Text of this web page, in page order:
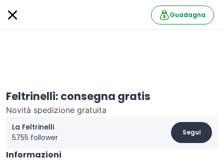
Guadagna
Feltrinelli: consegna gratis
Novità spedizione gratuita
La Feltrinelli
5755 follower
Segui
Informazioni